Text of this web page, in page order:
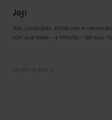
Joji
Joji, youtuber, producer e
con due date – a Milano – del suo
Scopri di più →